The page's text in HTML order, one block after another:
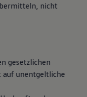
nicht
gesetzlichen
auf unentgeltliche